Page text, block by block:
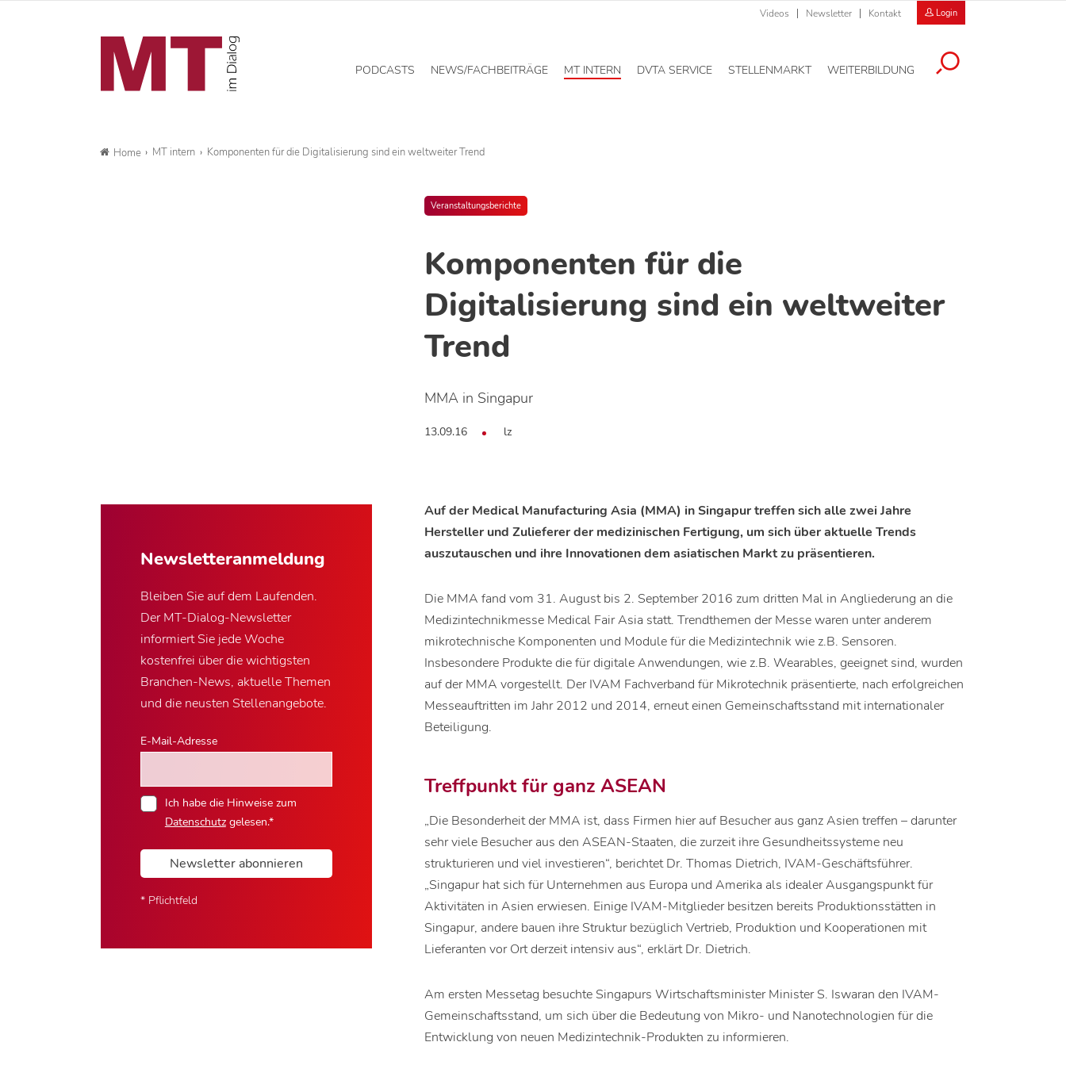
Videos Newsletter Kontakt Login
PODCASTS NEWS/FACHBEITRÄGE MT INTERN DVTA SERVICE STELLENMARKT WEITERBILDUNG
Home MT intern Komponenten für die Digitalisierung sind ein weltweiter Trend
Veranstaltungsberichte
Komponenten für die
Digitalisierung sind ein weltweiter
Trend
MMA in Singapur
13.09.16 lz
Newsletter­anmeldung
Bleiben Sie auf dem Laufenden.
Der MT-Dialog-Newsletter
informiert Sie jede Woche
kostenfrei über die wichtigsten
Branchen-News, aktuelle Themen
und die neusten Stellenangebote.
E-Mail-Adresse
Ich habe die Hinweise zum
Datenschutzgelesen.*
Newsletter abonnieren
* Pflichtfeld
Auf der Medical Manufacturing Asia (MMA) in Singapur treffen sich alle zwei Jahre
Hersteller und Zulieferer der medizinischen Fertigung, um sich über aktuelle Trends
auszutauschen und ihre Innovationen dem asiatischen Markt zu präsentieren.
Die MMA fand vom 31. August bis 2. September 2016 zum dritten Mal in Angliederung an die
Medizintechnikmesse Medical Fair Asia statt. Trendthemen der Messe waren unter anderem
mikrotechnische Komponenten und Module für die Medizintechnik wie z.B. Sensoren.
Insbesondere Produkte die für digitale Anwendungen, wie z.B. Wearables, geeignet sind, wurden
auf der MMA vorgestellt. Der IVAM Fachverband für Mikrotechnik präsentierte, nach erfolgreichen
Messeauftritten im Jahr 2012 und 2014, erneut einen Gemeinschaftsstand mit internationaler
Beteiligung.
Treffpunkt für ganz ASEAN
„Die Besonderheit der MMA ist, dass Firmen hier auf Besucher aus ganz Asien treffen – darunter
sehr viele Besucher aus den ASEAN-Staaten, die zurzeit ihre Gesundheitssysteme neu
strukturieren und viel investieren“, berichtet Dr. Thomas Dietrich, IVAM-Geschäftsführer.
„Singapur hat sich für Unternehmen aus Europa und Amerika als idealer Ausgangspunkt für
Aktivitäten in Asien erwiesen. Einige IVAM-Mitglieder besitzen bereits Produktionsstätten in
Singapur, andere bauen ihre Struktur bezüglich Vertrieb, Produktion und Kooperationen mit
Lieferanten vor Ort derzeit intensiv aus“, erklärt Dr. Dietrich.
Am ersten Messetag besuchte Singapurs Wirtschaftsminister Minister S. Iswaran den IVAM-
Gemeinschaftsstand, um sich über die Bedeutung von Mikro- und Nanotechnologien für die
Entwicklung von neuen Medizintechnik-Produkten zu informieren.